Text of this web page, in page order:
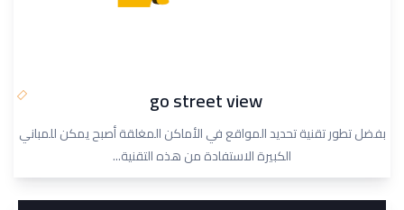
go street view
بفضل تطور تقنية تحديد المواقع في الأماكن المغلقة أصبح يمكن للمباني
الكبيرة الاستفادة من هذه التقنية...